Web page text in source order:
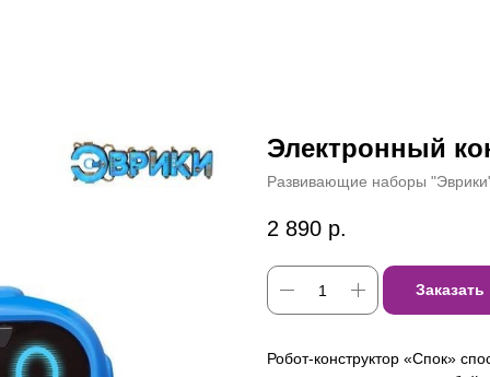
Электронный
Развивающие наборы
2 890 р.
Заказать
Робот-конструктор «Спок»